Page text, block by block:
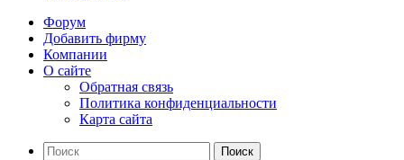
Форум
Добавить фирму
Компании
О сайте
Обратная связь
Политика конфиденциальности
Карта сайта
Поиск